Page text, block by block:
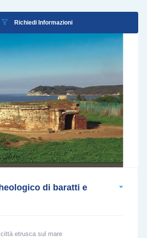
Richiedi Informazioni
di baratti e
etrusca sul mare